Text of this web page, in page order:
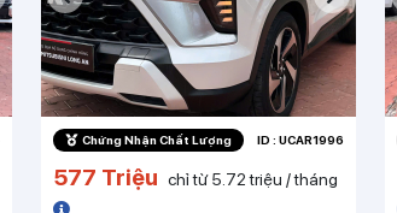
Chứng Nhận Chất Lượng ID : UCAR1996
577 Triệu chỉ từ 5.72 triệu / tháng